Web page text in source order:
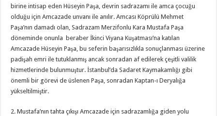
birine intisap eden Hüseyin Paşa, devrin sadrazamı ile amca çocuğu
olduğu için Amcazade unvanı ile anılır. Amcası Köprülü Mehmet
Paşa’nın damadı olan, Sadrazam Merzifonlu Kara Mustafa Paşa
döneminde onunla beraber İkinci Viyana Kuşatması’na katılan
Amcazade Hüseyin Paşa, bu seferin başarısızlıkla sonuçlanması üzerine
padişah emri ile tutuklanmış ancak sonradan af edilerek çeşitli valilik
hizmetlerinde bulunmuştur. İstanbul’da Sadaret Kaymakamlığı gibi
önemli bir görevi de üslenen Paşa, sonradan Kaptan-ı Deryalığa
yükseltilmiştir.
2. Mustafa’nın tahta çıkışı Amcazade için sadrazamlığa giden yolu